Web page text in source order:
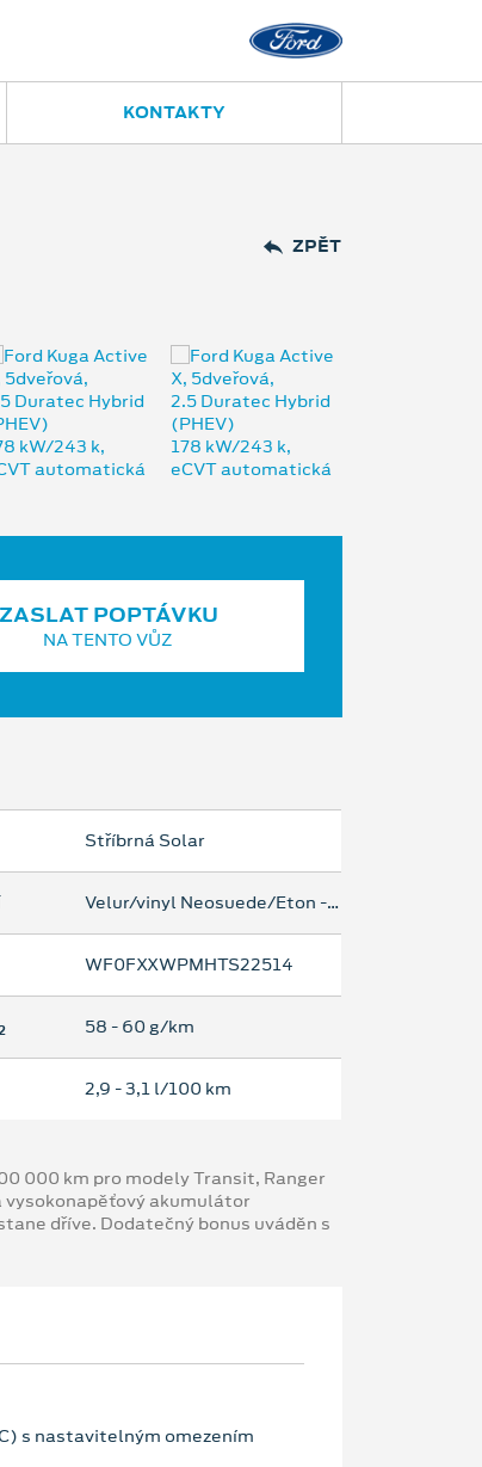
KONTAKTY
ZPĚT
ZASLAT POPTÁVKU
NA TENTO VŮZ
Stříbrná Solar
Velur/vinyl Neosuede/Eton - cerna Ebony
WF0FXXWPMHTS22514
58 ‐ 60 g/km
2,9 ‐ 3,1 l/100 km
000 km pro modely Transit, Ranger
vysokonapěťový akumulátor
dříve. Dodatečný bonus uváděn s
s nastavitelným omezením